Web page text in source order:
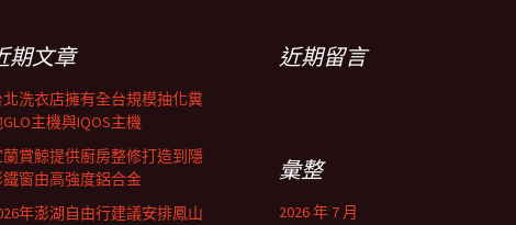
期文章
北洗衣店擁有全台規模抽化糞
主機與IQOS主機
蘭賞鯨提供廚房整修打造到隱
鐵窗由高強度鋁合金
年澎湖自由行建議安排鳳山
近期留言
彙整
2026 年 7 月